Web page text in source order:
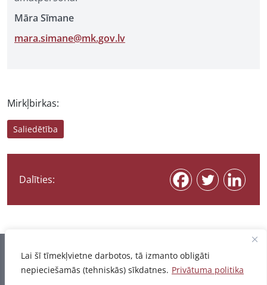
Lai šī tīmekļvietne darbotos, tā izmanto obligāti
nepieciešamās (tehniskās) sīkdatnes. Privātuma politika
Māra Sīmane
mara.simane@mk.gov.lv
Mirkļbirkas:
Saliedētība
Dalīties:
Informācija pēdējo reizi atjaunota 06.08.2026